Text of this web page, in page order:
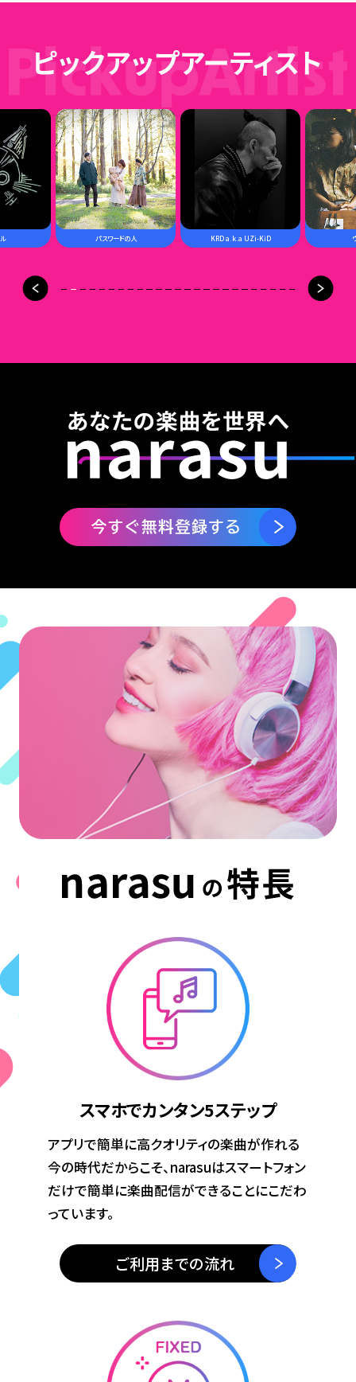
9
パスワードの人 KRD a.k.a UZi-KiD ウワノソラ
スマホでカンタン5ステップ
アプリで簡単に高クオリティの楽曲が作れる
今の時代だからこそ、narasuはスマートフォン
だけで簡単に楽曲配信ができることにこだわ
っています。
ご利用までの流れ